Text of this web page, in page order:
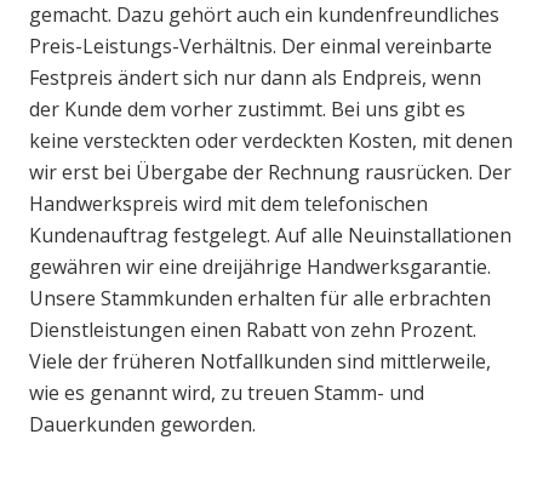
gemacht. Dazu gehört auch ein kundenfreundliches
Preis-Leistungs-Verhältnis. Der einmal vereinbarte
Festpreis ändert sich nur dann als Endpreis, wenn
der Kunde dem vorher zustimmt. Bei uns gibt es
keine versteckten oder verdeckten Kosten, mit denen
wir erst bei Übergabe der Rechnung rausrücken. Der
Handwerkspreis wird mit dem telefonischen
Kundenauftrag festgelegt. Auf alle Neuinstallationen
gewähren wir eine dreijährige Handwerksgarantie.
Unsere Stammkunden erhalten für alle erbrachten
Dienstleistungen einen Rabatt von zehn Prozent.
Viele der früheren Notfallkunden sind mittlerweile,
wie es genannt wird, zu treuen Stamm- und
Dauerkunden geworden.